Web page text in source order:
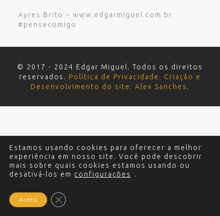
Ayres Brito – www.edgarmiguel.com.br
#pensecomigo
© 2017 - 2024 Edgar Miguel. Todos os direitos
reservados. Política de Privacidade . Criação e
Desenvolvimento do site: Alex Sanches .
Estamos usando cookies para oferecer a melhor
experiência em nosso site. Você pode descobrir
mais sobre quais cookies estamos usando ou
desativá-los em configurações .
Aceito Close GDPR Cookie Banner